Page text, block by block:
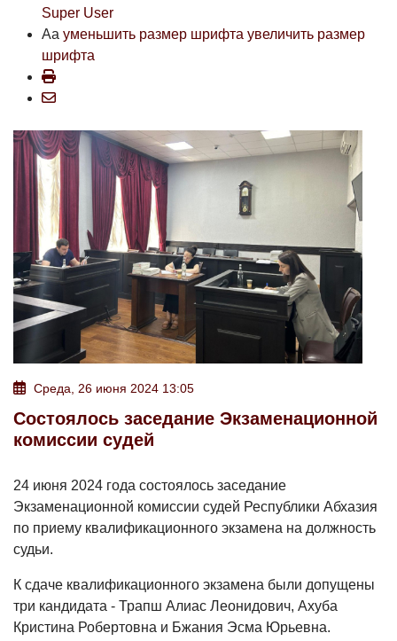
Super User
Aa уменьшить размер шрифта увеличить размер
шрифта
Среда, 26 июня 2024 13:05
Состоялось заседание Экзаменационной
комиссии судей
24 июня 2024 года состоялось заседание
Экзаменационной комиссии судей Республики Абхазия
по приему квалификационного экзамена на должность
судьи.
К сдаче квалификационного экзамена были допущены
три кандидата - Трапш Алиас Леонидович, Ахуба
Кристина Робертовна и Бжания Эсма Юрьевна.